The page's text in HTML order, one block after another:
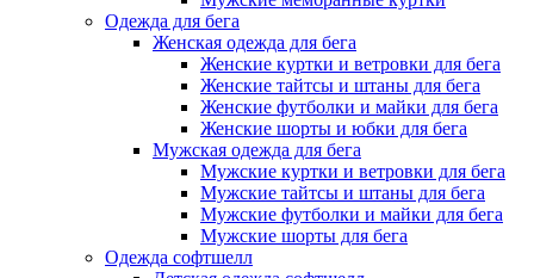
Одежда для бега
Женская одежда для бега
Женские куртки и ветровки для бега
Женские тайтсы и штаны для бега
Женские футболки и майки для бега
Женские шорты и юбки для бега
Мужская одежда для бега
Мужские куртки и ветровки для бега
Мужские тайтсы и штаны для бега
Мужские футболки и майки для бега
Мужские шорты для бега
Одежда софтшелл